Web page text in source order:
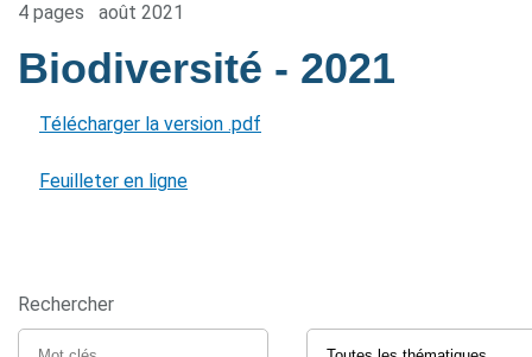
4 pages août 2021
Biodiversité - 2021
Télécharger la version .pdf
Feuilleter en ligne
Rechercher